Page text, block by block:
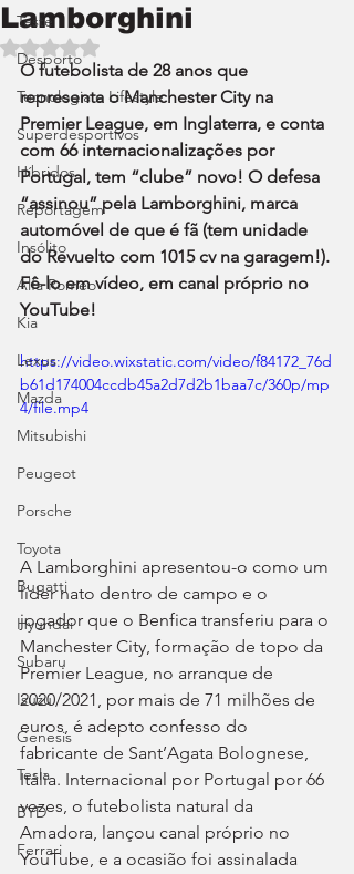
Teste
Desporto
Tecnologia e Lifestyle
Superdesportivos
Híbridos
Reportagem
Insólito
Alfa Romeo
Kia
Lexus
Mazda
Mitsubishi
Peugeot
Porsche
Toyota
Bugatti
Hyundai
Subaru
Isuzu
Genesis
Tesla
BYD
Ferrari
Lamborghini
Avaliado com NaN de 5 estrelas.
O futebolista de 28 anos que
representa o Manchester City na
Premier League, em Inglaterra, e conta
com 66 internacionalizações por
Portugal, tem “clube” novo! O defesa
“assinou” pela Lamborghini, marca
automóvel de que é fã (tem unidade
do Revuelto com 1015 cv na garagem!).
Fê-lo em vídeo, em canal próprio no
YouTube!
https://video.wixstatic.com/video/f84172_76d
b61d174004ccdb45a2d7d2b1baa7c/360p/mp
4/file.mp4
A Lamborghini apresentou-o como um
líder nato dentro de campo e o
jogador que o Benfica transferiu para o
Manchester City, formação de topo da
Premier League, no arranque de
2020/2021, por mais de 71 milhões de
euros, é adepto confesso do
fabricante de Sant’Agata Bolognese,
Itália. Internacional por Portugal por 66
vezes, o futebolista natural da
Amadora, lançou canal próprio no
YouTube, e a ocasião foi assinalada